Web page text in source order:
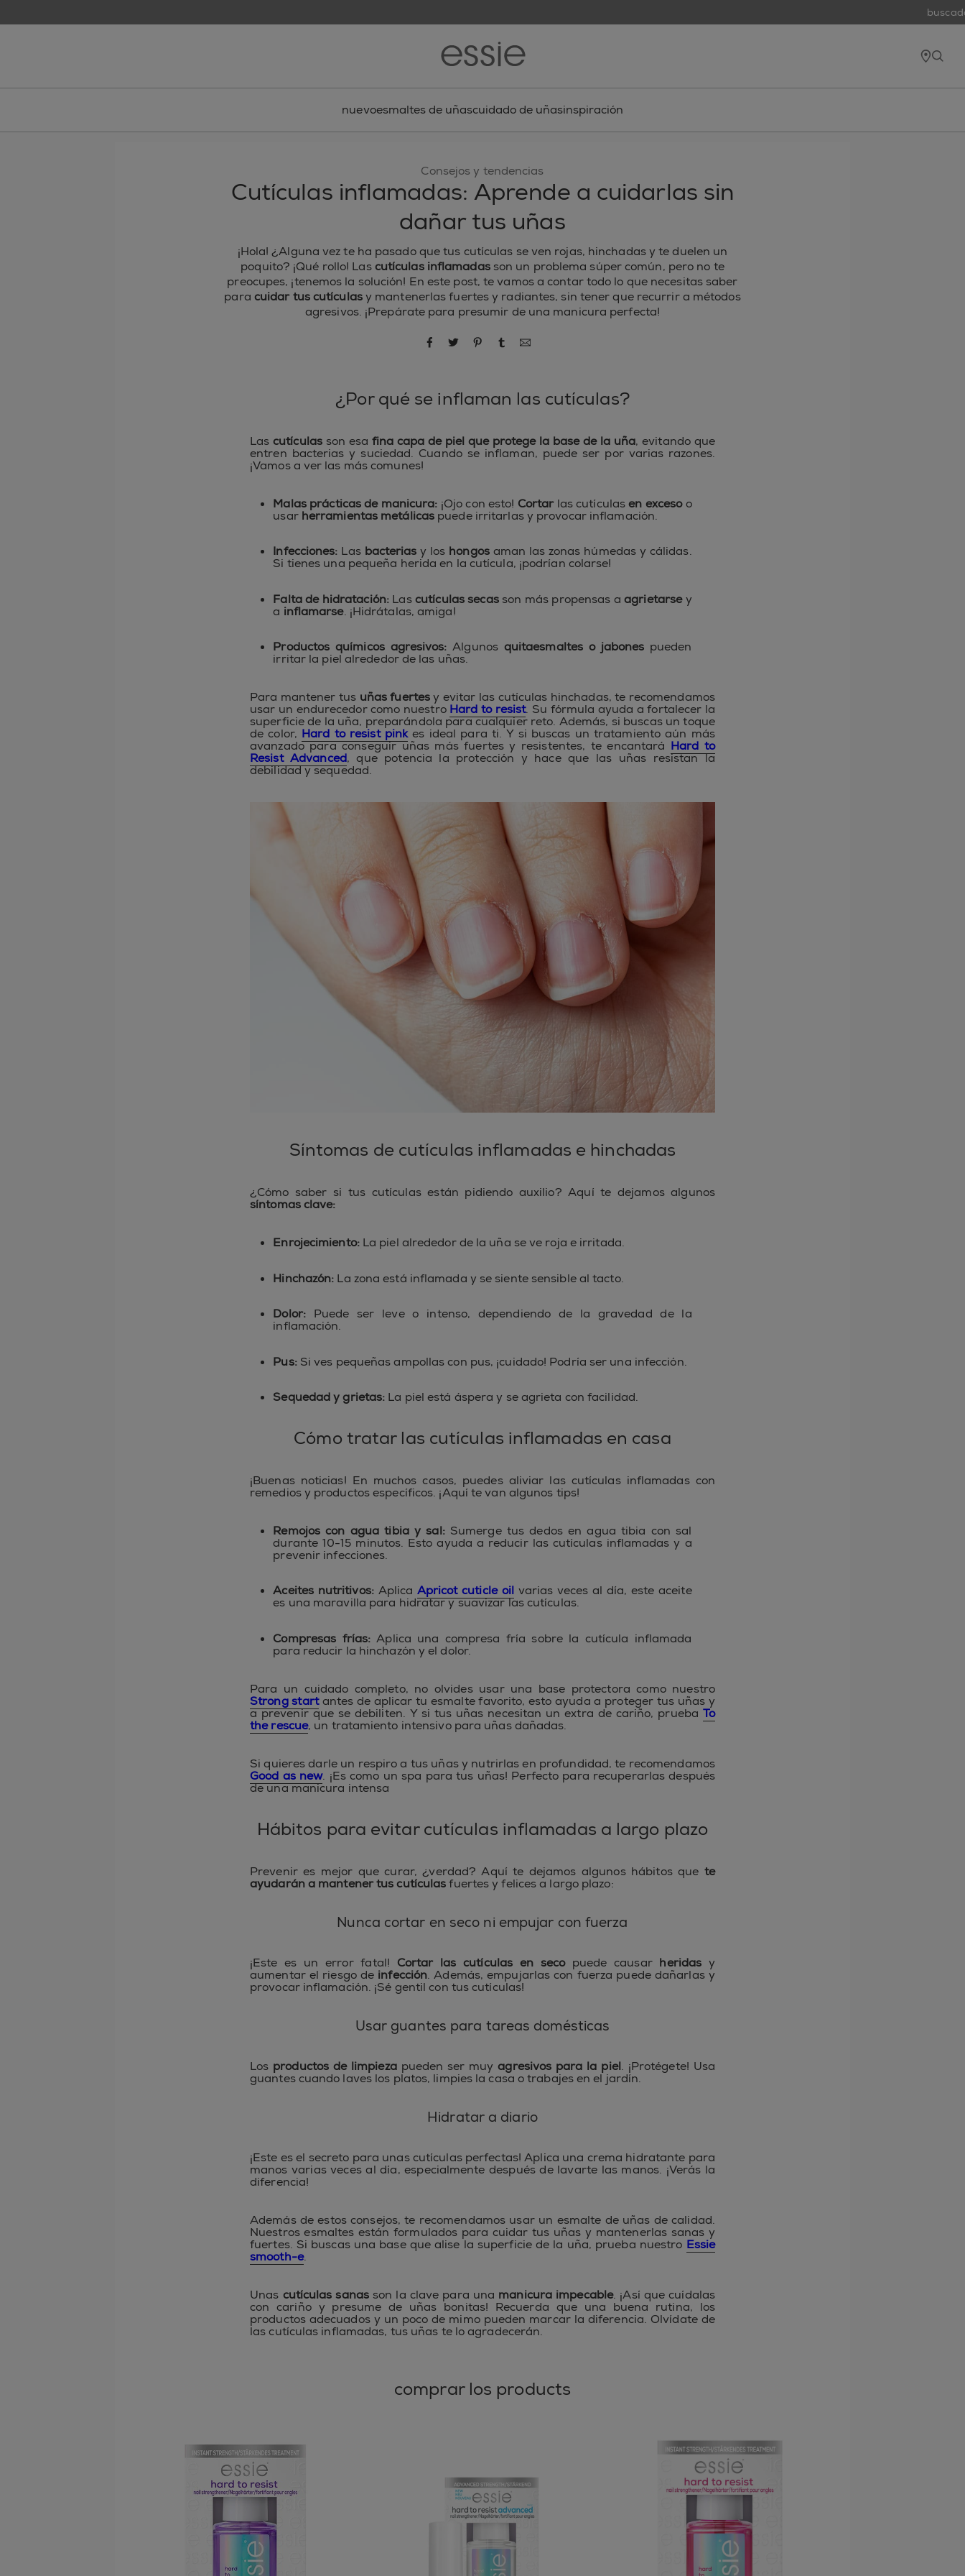
nuevoesmaltes de uñascuidado de uñasinspiración
Consejos y tendencias
Cutículas inflamadas: Aprende a cuidarlas sin
dañar tus uñas
¡Hola! ¿Alguna vez te ha pasado que tus cutículas se ven rojas, hinchadas y te duelen un
poquito? ¡Qué rollo! Lascutículas inflamadasson un problema súper común, pero no te
preocupes, ¡tenemos la solución! En este post, te vamos a contar todo lo que necesitas saber
para cuidar tus cutículasy mantenerlas fuertes y radiantes, sin tener que recurrir a métodos
agresivos. ¡Prepárate para presumir de una manicura perfecta!
compartir por Facebook
compartir por Twitter
compartir por Pinterest
compartir por Tumblr
compartir por correo electrónico
¿Por qué se inflaman las cutículas?
Lascutículasson esa fina capa de piel que protege la base de la uña, evitando que
entren bacterias y suciedad. Cuando se inflaman, puede ser por varias razones.
¡Vamos a ver las más comunes!
Malas prácticas de manicura: ¡Ojo con esto! Cortarlas cutículasen excesoo
usar herramientas metálicas puede irritarlas y provocar inflamación.
Infecciones: Las bacterias y los hongosaman las zonas húmedas y cálidas.
Si tienes una pequeña herida en la cutícula, ¡podrían colarse!
Falta de hidratación: Lascutículas secasson más propensas aagrietarsey
a inflamarse. ¡Hidrátalas, amiga!
Productos químicos agresivos: Algunos quitaesmaltes o jabones pueden
irritar la piel alrededor de las uñas.
Para mantener tus uñas fuertesy evitar las cutículas hinchadas, te recomendamos
usar un endurecedor como nuestro Hard to resist. Su fórmula ayuda a fortalecer la
superficie de la uña, preparándola para cualquier reto. Además, si buscas un toque
de color, Hard to resist pinkes ideal para ti. Y si buscas un tratamiento aún más
avanzado para conseguir uñas más fuertes y resistentes, te encantará Hard to
Resist Advanced, que potencia la protección y hace que las uñas resistan la
debilidad y sequedad.
Síntomas de cutículas inflamadas e hinchadas
¿Cómo saber si tus cutículas están pidiendo auxilio? Aquí te dejamos algunos
síntomas clave:
Enrojecimiento:La piel alrededor de la uña se ve roja e irritada.
Hinchazón: La zona está inflamada y se siente sensible al tacto.
Dolor: Puede ser leve o intenso, dependiendo de la gravedad de la
inflamación.
Pus:Si ves pequeñas ampollas con pus, ¡cuidado! Podría ser una infección.
Sequedad y grietas: La piel está áspera y se agrieta con facilidad.
Cómo tratar las cutículas inflamadas en casa
¡Buenas noticias! En muchos casos, puedes aliviar las cutículas inflamadas con
remedios y productos específicos. ¡Aquí te van algunos tips!
Remojos con agua tibia y sal:Sumerge tus dedos en agua tibia con sal
durante 10-15 minutos. Esto ayuda a reducir las cutículas inflamadas y a
prevenir infecciones.
Aceites nutritivos:Aplica Apricot cuticle oilvarias veces al día, este aceite
es una maravilla para hidratar y suavizar las cutículas.
Compresas frías: Aplica una compresa fría sobre la cutícula inflamada
para reducir la hinchazón y el dolor.
Para un cuidado completo, no olvides usar una base protectora como nuestro
Strong startantes de aplicar tu esmalte favorito, esto ayuda a proteger tus uñas y
a prevenir que se debiliten. Y si tus uñas necesitan un extra de cariño, prueba To
the rescue, un tratamiento intensivo para uñas dañadas.
Si quieres darle un respiro a tus uñas y nutrirlas en profundidad, te recomendamos
Good as new. ¡Es como un spa para tus uñas! Perfecto para recuperarlas después
de una manicura intensa
Hábitos para evitar cutículas inflamadas a largo plazo
Prevenir es mejor que curar, ¿verdad? Aquí te dejamos algunos hábitos que te
ayudarán a mantener tus cutículasfuertes y felices a largo plazo:
Nunca cortar en seco ni empujar con fuerza
¡Este es un error fatal! Cortar las cutículas en secopuede causar heridas y
aumentar el riesgo de infección. Además, empujarlas con fuerza puede dañarlas y
provocar inflamación. ¡Sé gentil con tus cutículas!
Usar guantes para tareas domésticas
Los productos de limpiezapueden ser muyagresivos para la piel. ¡Protégete! Usa
guantes cuando laves los platos, limpies la casa o trabajes en el jardín.
Hidratar a diario
¡Este es el secreto para unas cutículas perfectas! Aplica una crema hidratante para
manos varias veces al día, especialmente después de lavarte las manos. ¡Verás la
diferencia!
Además de estos consejos, te recomendamos usar un esmalte de uñas de calidad.
Nuestros esmaltes están formulados para cuidar tus uñas y mantenerlas sanas y
fuertes. Si buscas una base que alise la superficie de la uña, prueba nuestro Essie
smooth-e.
Unas cutículas sanas son la clave para una manicura impecable. ¡Así que cuídalas
con cariño y presume de uñas bonitas! Recuerda que una buena rutina, los
productos adecuados y un poco de mimo pueden marcar la diferencia. Olvídate de
las cutículas inflamadas, tus uñas te lo agradecerán.
comprar los products